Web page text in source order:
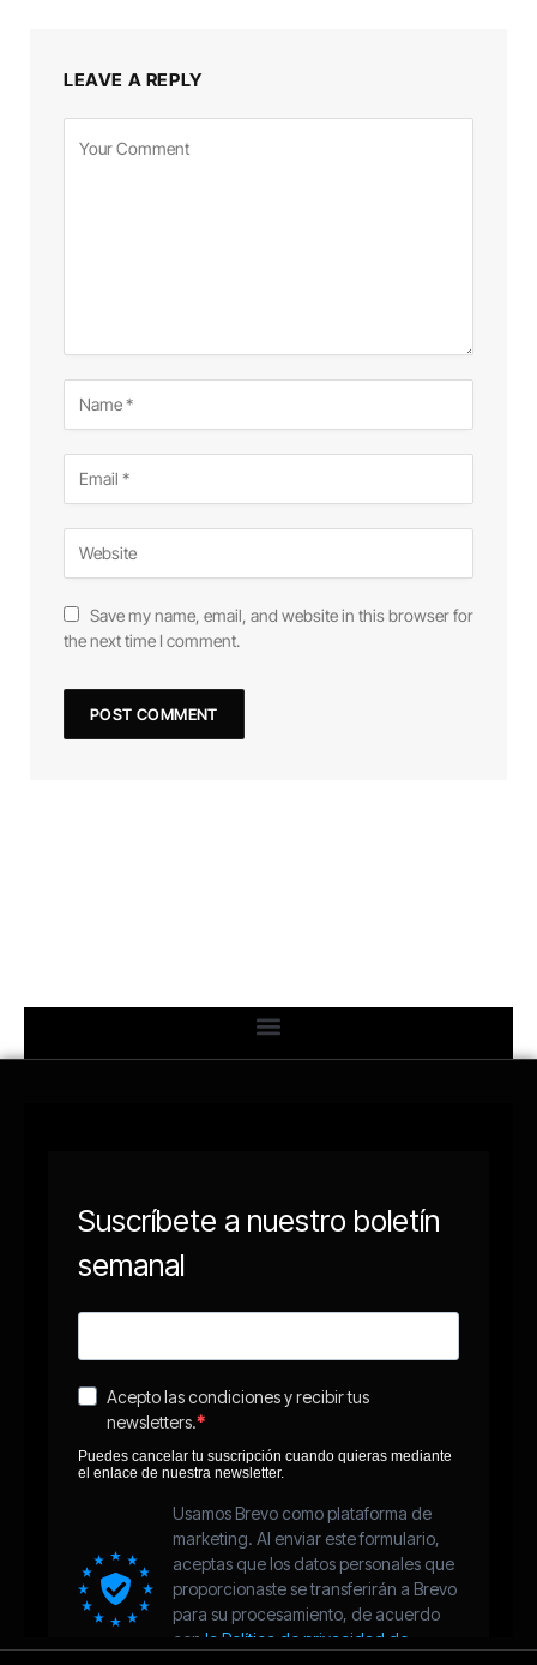
LEAVE A REPLY
Save my name, email, and website in this browser for
the next time I comment.